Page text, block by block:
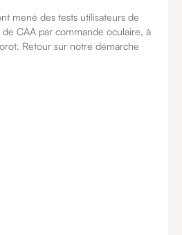
mené des tests utilisateurs de
CAA par commande oculaire, à
Retour sur notre démarche